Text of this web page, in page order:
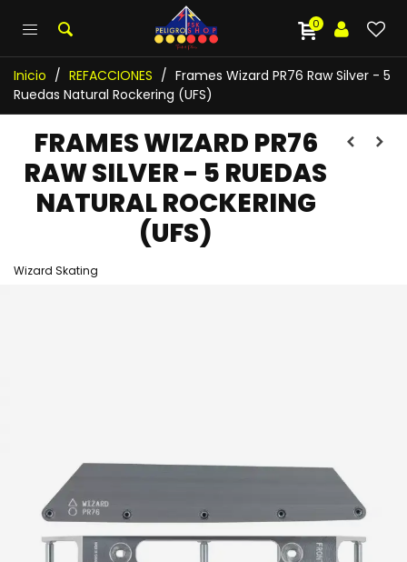
0
Inicio / REFACCIONES / Frames Wizard PR76 Raw Silver - 5
Ruedas Natural Rockering (UFS)
FRAMES WIZARD PR76
RAW SILVER - 5 RUEDAS
NATURAL ROCKERING
(UFS)
Wizard Skating